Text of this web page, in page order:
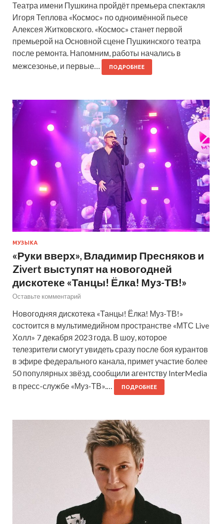
Театра имени Пушкина пройдёт премьера спектакля
Игоря Теплова «Космос» по одноимённой пьесе
Алексея Житковского. «Космос» станет первой
премьерой на Основной сцене Пушкинского театра
после ремонта. Напомним, работы начались в
межсезонье, и первые…
ПОДРОБНЕЕ
МУЗЫКА
«Руки вверх», Владимир Пресняков и
Zivert выступят на новогодней
дискотеке «Танцы! Ёлка! Муз-ТВ!»
Оставьте комментарий
Новогодняя дискотека «Танцы! Ёлка! Муз-ТВ!»
состоится в мультимедийном пространстве «МТС Live
Холл» 7 декабря 2023 года. В шоу, которое
телезрители смогут увидеть сразу после боя курантов
в эфире федерального канала, примет участие более
50 популярных звёзд, сообщили агентству InterMedia
в пресс-службе «Муз-ТВ».…
ПОДРОБНЕЕ